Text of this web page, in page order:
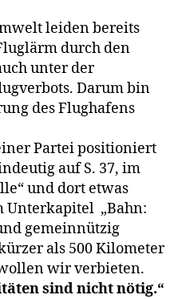
leiden bereits
durch den
unter der
Darum bin
des Flughafens
Partei positioniert
auf S. 37, im
und dort etwas
„Bahn:
gemeinnützig
als 500 Kilometer
wir verbieten.
sind nicht nötig.“